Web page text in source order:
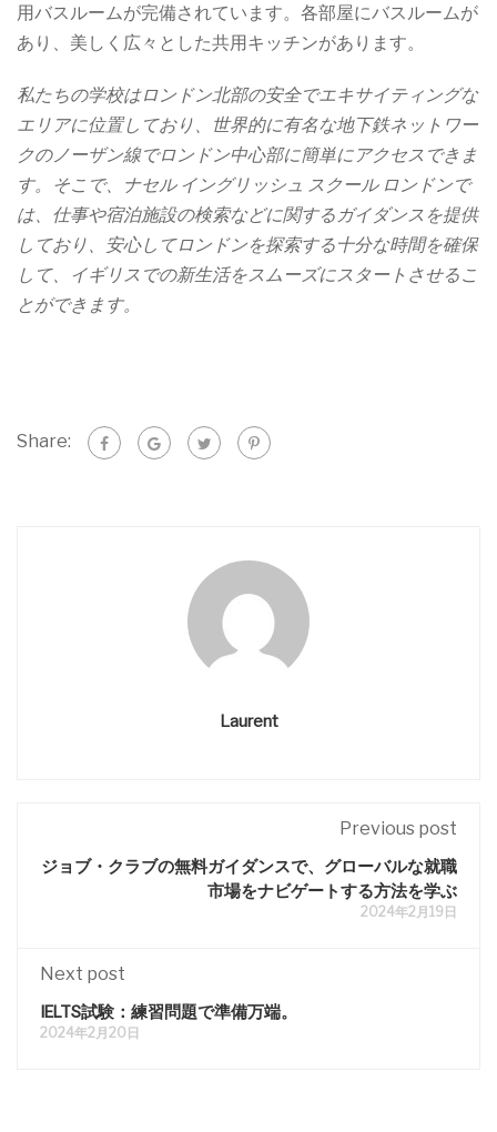
用バスルームが完備されています。各部屋にバスルームが
あり、美しく広々とした共用キッチンがあります。
私たちの学校はロンドン北部の安全でエキサイティングな
エリアに位置しており、世界的に有名な地下鉄ネットワー
クのノーザン線でロンドン中心部に簡単にアクセスできま
す。そこで、ナセル イングリッシュ スクール ロンドンで
は、仕事や宿泊施設の検索などに関するガイダンスを提供
しており、安心してロンドンを探索する十分な時間を確保
して、イギリスでの新生活をスムーズにスタートさせるこ
とができます。
Share:
Laurent
Previous post
ジョブ・クラブの無料ガイダンスで、グローバルな就職
市場をナビゲートする方法を学ぶ
2024年2月19日
Next post
IELTS試験：練習問題で準備万端。
2024年2月20日